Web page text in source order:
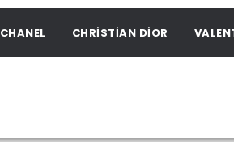
CHANEL CHRISTIAN DIOR